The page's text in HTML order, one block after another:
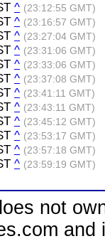
^ (23:12:55 GMT)
^ (23:16:57 GMT)
^ (23:27:04 GMT)
^ (23:31:06 GMT)
^ (23:33:06 GMT)
^ (23:37:08 GMT)
^ (23:41:11 GMT)
^ (23:43:11 GMT)
^ (23:45:12 GMT)
^ (23:53:17 GMT)
^ (23:57:18 GMT)
^ (23:59:19 GMT)
not